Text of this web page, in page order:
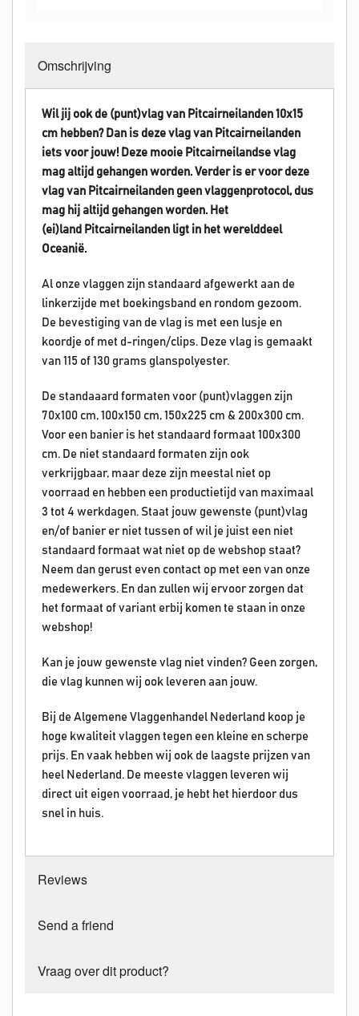
Omschrijving
Wil jij ook de (punt)vlag van Pitcairneilanden 10x15
cm hebben? Dan is deze vlag van Pitcairneilanden
iets voor jouw! Deze mooie Pitcairneilandse vlag
mag altijd gehangen worden. Verder is er voor deze
vlag van Pitcairneilanden geen vlaggenprotocol, dus
mag hij altijd gehangen worden. Het
(ei)land Pitcairneilanden ligt in het werelddeel
Oceanië.
Al onze vlaggen zijn standaard afgewerkt aan de
linkerzijde met boekingsband en rondom gezoom.
De bevestiging van de vlag is met een lusje en
koordje of met d-ringen/clips. Deze vlag is gemaakt
van 115 of 130 grams glanspolyester.
De standaaard formaten voor (punt)vlaggen zijn
70x100 cm, 100x150 cm, 150x225 cm & 200x300 cm.
Voor een banier is het standaard formaat 100x300
cm. De niet standaard formaten zijn ook
verkrijgbaar, maar deze zijn meestal niet op
voorraad en hebben een productietijd van maximaal
3 tot 4 werkdagen. Staat jouw gewenste (punt)vlag
en/of banier er niet tussen of wil je juist een niet
standaard formaat wat niet op de webshop staat?
Neem dan gerust even contact op met een van onze
medewerkers. En dan zullen wij ervoor zorgen dat
het formaat of variant erbij komen te staan in onze
webshop!
Kan je jouw gewenste vlag niet vinden? Geen zorgen,
die vlag kunnen wij ook leveren aan jouw.
Bij de Algemene Vlaggenhandel Nederland koop je
hoge kwaliteit vlaggen tegen een kleine en scherpe
prijs. En vaak hebben wij ook de laagste prijzen van
heel Nederland. De meeste vlaggen leveren wij
direct uit eigen voorraad, je hebt het hierdoor dus
snel in huis.
Reviews
Send a friend
Vraag over dit product?